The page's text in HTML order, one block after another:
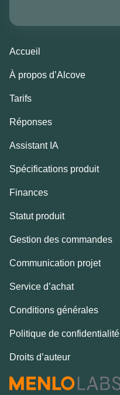
Accueil
À propos d’Alcove
Tarifs
Réponses
Assistant IA
Spécifications produit
Finances
Statut produit
Gestion des commandes
Communication projet
Service d’achat
Conditions générales
Politique de confidentialité
Droits d’auteur